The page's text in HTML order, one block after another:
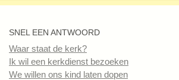
SNEL EEN ANTWOORD
Waar staat de kerk?
Ik wil een kerkdienst bezoeken
We willen ons kind laten dopen